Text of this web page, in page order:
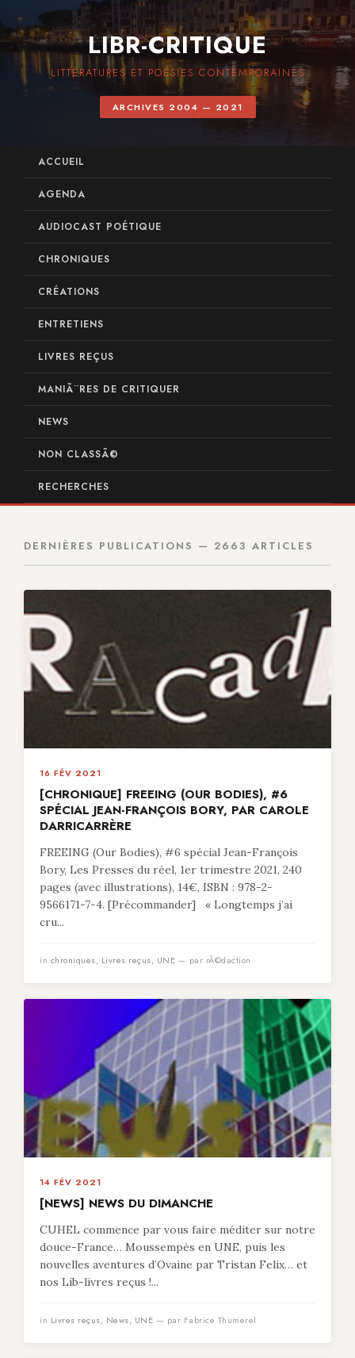
LIBR-CRITIQUE
LITTÉRATURES ET POÉSIES CONTEMPORAINES
ARCHIVES 2004 — 2021
ACCUEIL
AGENDA
AUDIOCAST POÉTIQUE
CHRONIQUES
CRÉATIONS
ENTRETIENS
LIVRES REÇUS
MANIÃ¨RES DE CRITIQUER
NEWS
NON CLASSÃ©
RECHERCHES
DERNIÈRES PUBLICATIONS — 2663 ARTICLES
16 FÉV 2021
[CHRONIQUE] FREEING (OUR BODIES), #6
SPÉCIAL JEAN-FRANÇOIS BORY, PAR CAROLE
DARRICARRÈRE
FREEING (Our Bodies), #6 spécial Jean-François
Bory, Les Presses du réel, 1er trimestre 2021, 240
pages (avec illustrations), 14€, ISBN : 978-2-
9566171-7-4. [Précommander] « Longtemps j’ai
cru...
in chroniques, Livres reçus, UNE — par rÃ©daction
14 FÉV 2021
[NEWS] NEWS DU DIMANCHE
CUHEL commence par vous faire méditer sur notre
douce-France… Moussempès en UNE, puis les
nouvelles aventures d’Ovaine par Tristan Felix… et
nos Lib-livres reçus !...
in Livres reçus, News, UNE — par Fabrice Thumerel